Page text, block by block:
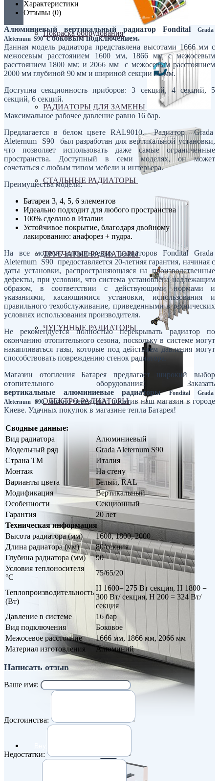
Покраска оборудования
РАДИАТОРЫ ДЛЯ ЗАМЕНЫ
СТАЛЬНЫЕ РАДИАТОРЫ
ТРУБЧАТЫЕ РАДИАТОРЫ
ЧУГУННЫЕ РАДИАТОРЫ
ЭЛЕКТРО РАДИАТОРЫ
Характеристики
Отзывы (0)
Алюминиевый вертикальный радиатор Fondital
Grada
Aleternum S90с боковым подключением.
Данная модель радиатора представлена высотами 1666 мм с
межосевым расстоянием 1600 мм, 1866 мм с межосевым
расстоянием 1800 мм; и 2066 мм с межосевым расстоянием
2000 мм глубиной 90 мм и шириной секции 80 мм.
Доступна секционность приборов: 3 секций, 4 секций, 5
секций, 6 секций.
Максимальное рабочее давление равно 16 бар.
Предлагается в белом цвете RAL9010. Радиатор Grada
Aleternum S90 был разработан для вертикальной установки,
что позволяет использовать даже самые ограниченные
пространства. Доступный в семи моделях, он может
сочетаться с любым типом мебели и интерьера.
Преимущества модели:
Батареи 3, 4, 5, 6 элементов
Идеально подходит для любого пространства
100% сделано в Италии
Устойчивое покрытие, благодаря двойному
лакированию: анафорез + пудра.
На все модели алюминиевых радиаторов Fondital Grada
Aleternum S90 предоставляется 20-летняя гарантия, начиная с
даты установки, распространяющаяся на производственные
дефекты, при условии, что система установлена надлежащим
образом, в соответствии с действующими нормами и
указаниями, касающимися установки, использования и
правильного техобслуживание, приведенными в технических
условиях использования производителя.
Не рекомендуется полностью перекрывать радиатор по
окончанию отопительного сезона, поскольку в системе могут
накапливаться газы, которые под действием давления могут
способствовать повреждению стенок радиатора.
Магазин отопления Батарея предлагает широкий выбор
отопительного оборудования! Заказать
вертикальные алюминиевые радиаторыFondital Grada
Aleternum S90можно через сайт, посетив наш магазин в городе
Киеве. Удачных покупок в магазине тепла Батарея!
Сводные данные:
Вид радиатора
Алюминиевый
Модельный ряд
Grada Aleternum S90
Страна ТМ
Италия
Монтаж
На стену
Варианты цвета
Белый, RAL
Модификация
Вертикальный
Особенности
Секционный
Гарантия
20 лет
Техническая информация
Высота радиатора (мм)
1600, 1800, 2000
Длина радиатора (мм)
80/секция
Глубина радиатора (мм)
90
Условия теплоносителя
°С
75/65/20
Теплопроизводительность
(Вт)
Н 1600= 275 Вт секция, Н 1800 =
300 Вт/ секция, Н 200 = 324 Вт/
секция
Давление в системе
16 бар
Вид подключения
Боковое
Межосевое расстояние
1666 мм, 1866 мм, 2066 мм
Материал изготовления
Алюминий
Написать отзыв
Ваше имя:
Достоинства:
Недостатки: